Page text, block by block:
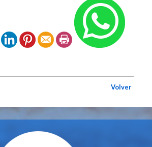
Volver